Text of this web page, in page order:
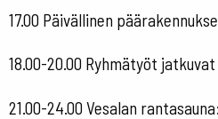
17.00 Päivällinen
18.00-20.00 Ryhmätyöt jatkuvat
21.00-24.00 Vesalan